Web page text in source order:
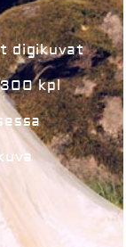
digikuvat
kpl